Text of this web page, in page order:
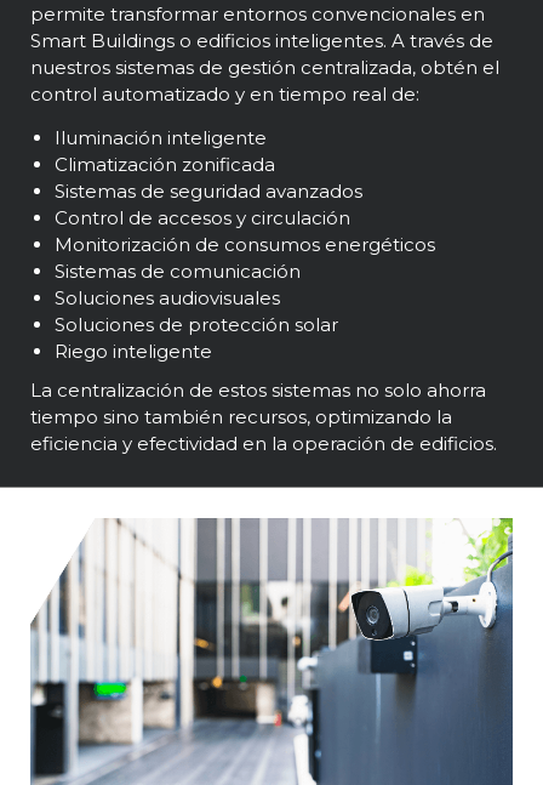
permite transformar entornos convencionales en
Smart Buildings o edificios inteligentes. A través de
nuestros sistemas de gestión centralizada, obtén el
control automatizado y en tiempo real de:
Iluminación inteligente
Climatización zonificada
Sistemas de seguridad avanzados
Control de accesos y circulación
Monitorización de consumos energéticos
Sistemas de comunicación
Soluciones audiovisuales
Soluciones de protección solar
Riego inteligente
La centralización de estos sistemas no solo ahorra
tiempo sino también recursos, optimizando la
eficiencia y efectividad en la operación de edificios.